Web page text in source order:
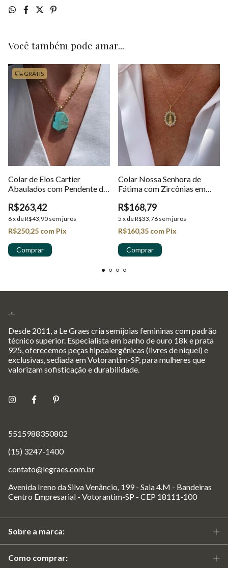
Você também pode amar...
GRÁTIS
Colar de Elos Cartier
Abaulados com Pendente de
Ouro 18K
R$263,42
6x deR$43,90 sem juros
R$250,25 com Pix
Colar Nossa Senhora de
Fátima com Zircônias em
R$168,79
5 x deR$33,76 sem juros
R$160,35 com Pix
Desde 2011, a Le Graes cria semijoias femininas com padrão
técnico superior. Especialista em banho de ouro 18k e prata
925, oferecemos peças hipoalergênicas (livres de níquel) e
exclusivas, sediada em Votorantim-SP, para mulheres que
valorizam sofisticação e durabilidade.
5515988350802
(15) 3247-1400
contato@legraes.com.br
Avenida Ireno da Silva Venâncio, 199 - Sala 4.M - Bandeiras
Centro Empresarial - Votorantim-SP - CEP 18111-100
Sobre a marca:
Como comprar: